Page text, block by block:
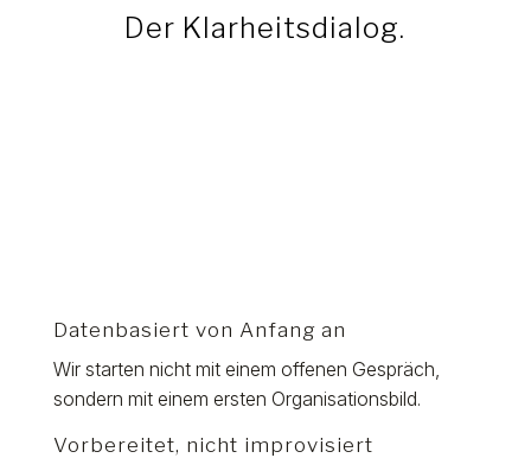
Der Klarheitsdialog.
Datenbasiert von Anfang an
Wir starten nicht mit einem offenen Gespräch,
sondern mit einem ersten Organisationsbild.
Vorbereitet, nicht improvisiert